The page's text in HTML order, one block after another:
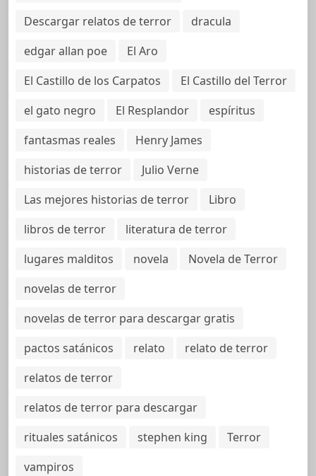
Descargar relatos de terror
dracula
edgar allan poe
El Aro
El Castillo de los Carpatos
El Castillo del Terror
el gato negro
El Resplandor
espíritus
fantasmas reales
Henry James
historias de terror
Julio Verne
Las mejores historias de terror
Libro
libros de terror
literatura de terror
lugares malditos
novela
Novela de Terror
novelas de terror
novelas de terror para descargar gratis
pactos satánicos
relato
relato de terror
relatos de terror
relatos de terror para descargar
rituales satánicos
stephen king
Terror
vampiros